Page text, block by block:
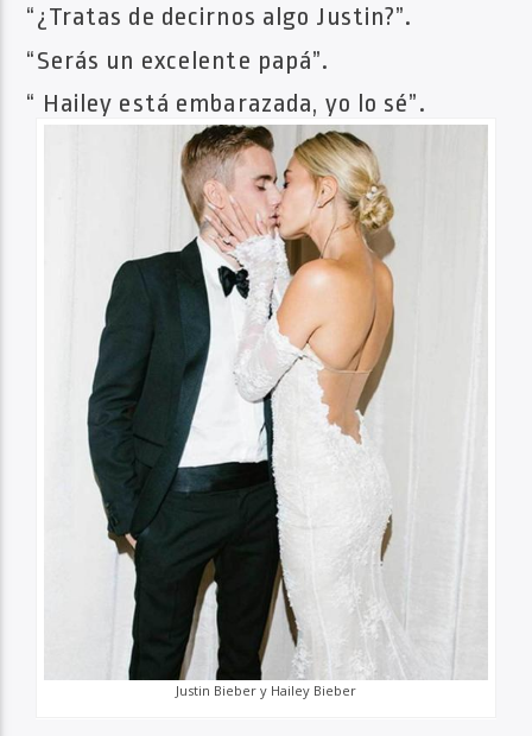
“¿Tratas de decirnos algo Justin?”.
“Serás un excelente papá”.
“ Hailey está embarazada, yo lo sé”.
Justin Bieber y Hailey Bieber